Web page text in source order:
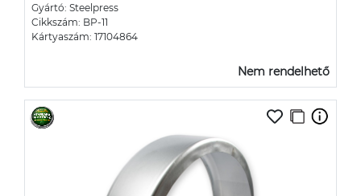
Gyártó: Steelpress
Cikkszám: BP-11
Kártyaszám: 17104864
Nem rendelhető